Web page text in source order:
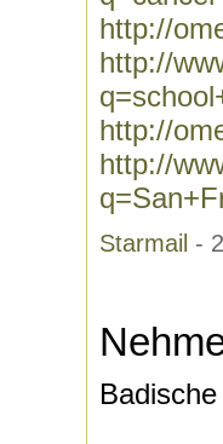
http://
http://
http://
http://
Starmail -